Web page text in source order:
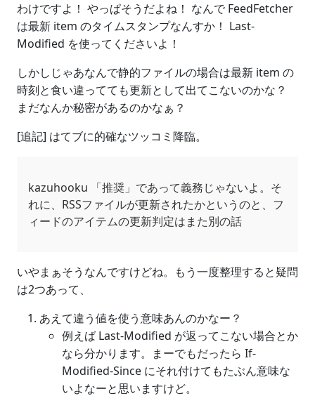
わけですよ！ やっぱそうだよね！ なんで FeedFetcher
は最新 item のタイムスタンプなんすか！ Last-
Modified を使ってくださいよ！
しかしじゃあなんで静的ファイルの場合は最新 item の
時刻と食い違ってても更新として出てこないのかな？
まだなんか秘密があるのかなぁ？
[追記] はてブに的確なツッコミ降臨。
kazuhooku 「推奨」であって義務じゃないよ。そ
れに、RSSファイルが更新されたかというのと、フ
ィードのアイテムの更新判定はまた別の話
いやまぁそうなんですけどね。もう一度整理すると疑問
は2つあって、
あえて違う値を使う意味あんのかなー？
例えば Last-Modified が返ってこない場合とか
なら分かります。まーでもだったら If-
Modified-Since にそれ付けてもたぶん意味な
いよなーと思いますけど。